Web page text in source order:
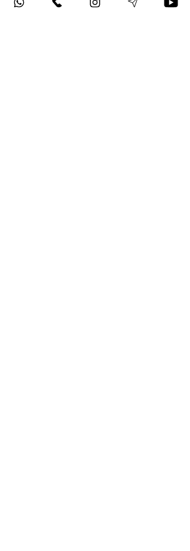
tüm öğretmenlere dil, tarih ve kültür